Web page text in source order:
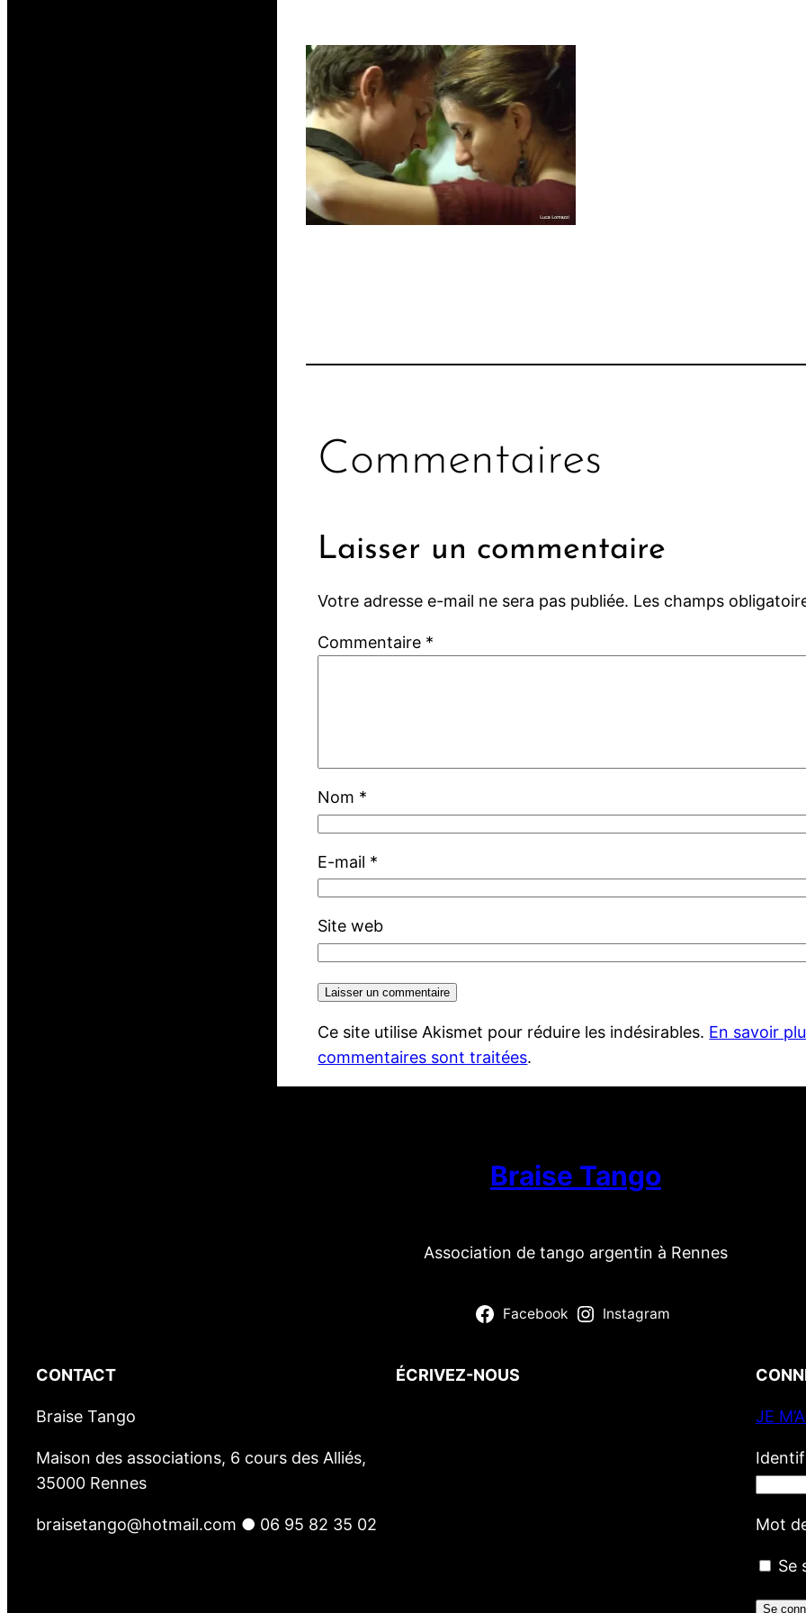
Commentaires
Laisser un commentaire
Votre adresse e-mail ne sera pas publiée. Les champs
Commentaire *
Nom *
E-mail *
Site web
Ce site utilise Akismet pour réduire les indésirables. En savoir
commentaires sont traitées.
Braise Tango
Association de tango argentin à Rennes
Facebook Instagram
CONTACT
Braise Tango
Maison des associations, 6 cours des Alliés,
35000 Rennes
braisetango@hotmail.com ● 06 95 82 35 02
ÉCRIVEZ-NOUS
JE
Mot
Se